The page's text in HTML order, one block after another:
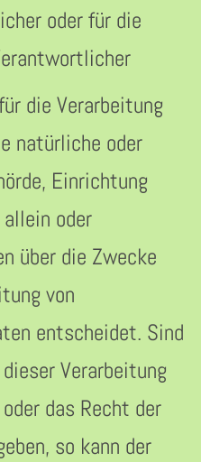
oder für die
die Verarbeitung
natürliche oder
Einrichtung
oder
über die Zwecke
von
entscheidet. Sind
Verarbeitung
das Recht der
so kann der